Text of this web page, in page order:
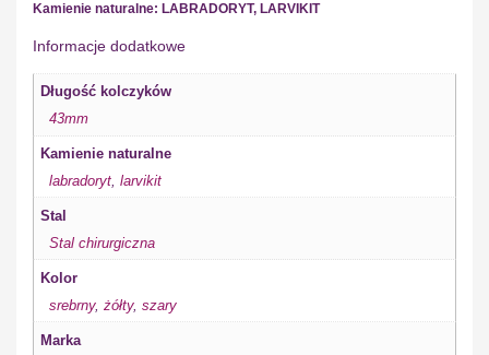
Kamienie naturalne: LABRADORYT, LARVIKIT
Informacje dodatkowe
Długość kolczyków
43mm
Kamienie naturalne
labradoryt, larvikit
Stal
Stal chirurgiczna
Kolor
srebrny, żółty, szary
Marka